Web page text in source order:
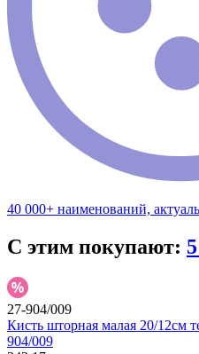
40 000+ наименований,
С этим покупают:
27-904/009
Кисть шторная малая 20/12см
904/009